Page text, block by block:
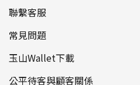
聯繫客服
常見問題
玉山Wallet下載
公平待客與顧客關係